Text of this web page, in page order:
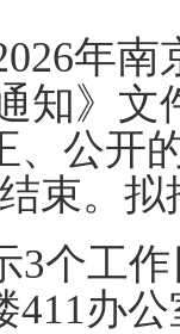
6年南
知》 文
、公开
束。
3个工
411办